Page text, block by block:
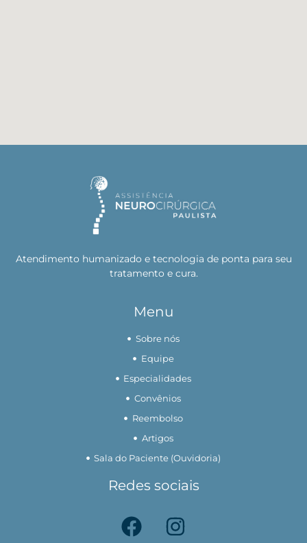
Atendimento humanizado e tecnologia de ponta para seu
tratamento e cura.
Menu
Sobre nós
Equipe
Especialidades
Convênios
Reembolso
Artigos
Sala do Paciente (Ouvidoria)
Redes sociais